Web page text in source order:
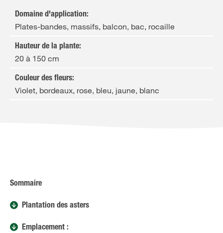
Domaine d'application:
Plates-bandes, massifs, balcon, bac, rocaille
Hauteur de la plante:
20 à 150 cm
Couleur des fleurs:
Violet, bordeaux, rose, bleu, jaune, blanc
Sommaire
Plantation des asters
Emplacement :